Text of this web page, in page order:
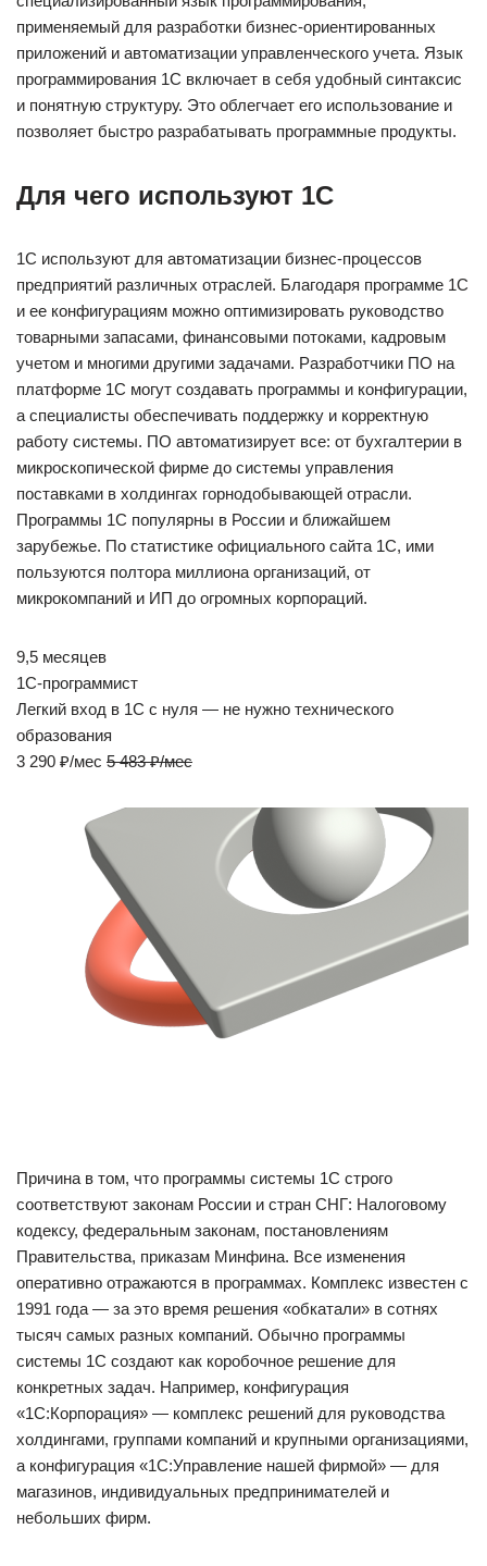
применяемый для разработки бизнес-ориентированных
приложений и автоматизации управленческого учета. Язык
программирования 1С включает в себя удобный синтаксис
и понятную структуру. Это облегчает его использование и
позволяет быстро разрабатывать программные продукты.
Для чего используют 1С
1С используют для автоматизации бизнес-процессов
предприятий различных отраслей. Благодаря программе 1С
и ее конфигурациям можно оптимизировать руководство
товарными запасами, финансовыми потоками, кадровым
учетом и многими другими задачами. Разработчики ПО на
платформе 1С могут создавать программы и конфигурации,
а специалисты обеспечивать поддержку и корректную
работу системы. ПО автоматизирует все: от бухгалтерии в
микроскопической фирме до системы управления
поставками в холдингах горнодобывающей отрасли.
Программы 1С популярны в России и ближайшем
зарубежье. По статистике официального сайта 1С, ими
пользуются полтора миллиона организаций, от
микрокомпаний и ИП до огромных корпораций.
9,5 месяцев
1С-программист
Легкий вход в 1С с нуля — не нужно технического
образования
3 290 ₽/мес 5 483 ₽/мес
Причина в том, что программы системы 1С строго
соответствуют законам России и стран СНГ: Налоговому
кодексу, федеральным законам, постановлениям
Правительства, приказам Минфина. Все изменения
оперативно отражаются в программах. Комплекс известен с
1991 года — за это время решения «обкатали» в сотнях
тысяч самых разных компаний. Обычно программы
системы 1С создают как коробочное решение для
конкретных задач. Например, конфигурация
«1С:Корпорация» — комплекс решений для руководства
холдингами, группами компаний и крупными организациями,
а конфигурация «1С:Управление нашей фирмой» — для
магазинов, индивидуальных предпринимателей и
небольших фирм.